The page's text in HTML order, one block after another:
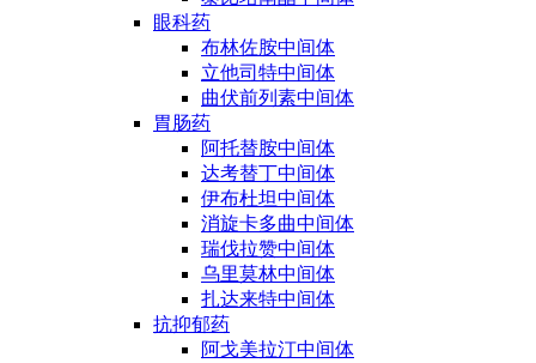
眼科药
布林佐胺中间体
立他司特中间体
曲伏前列素中间体
胃肠药
阿托替胺中间体
达考替丁中间体
伊布杜坦中间体
消旋卡多曲中间体
瑞伐拉赞中间体
乌里莫林中间体
扎达来特中间体
抗抑郁药
阿戈美拉汀中间体